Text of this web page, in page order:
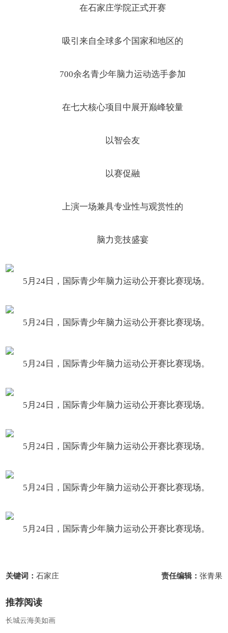
在石家庄学院正式开赛
吸引来自全球多个国家和地区的
700余名青少年脑力运动选手参加
在七大核心项目中展开巅峰较量
以智会友
以赛促融
上演一场兼具专业性与观赏性的
脑力竞技盛宴
5月24日，国际青少年脑力运动公开赛比赛现场。
5月24日，国际青少年脑力运动公开赛比赛现场。
5月24日，国际青少年脑力运动公开赛比赛现场。
5月24日，国际青少年脑力运动公开赛比赛现场。
5月24日，国际青少年脑力运动公开赛比赛现场。
5月24日，国际青少年脑力运动公开赛比赛现场。
5月24日，国际青少年脑力运动公开赛比赛现场。
关键词：石家庄 责任编辑： 张青果
推荐阅读
长城云海美如画